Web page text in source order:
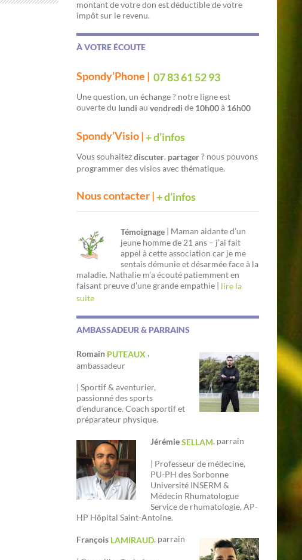
montant de votre don est déductible de votre
impôt sur le revenu.
À VOTRE ÉCOUTE
Spondy’Phone | 07 83 61 52 93
Une question, un échange ? notre ligne est
ouverte du lundi au vendredi de 10h00à 16h00
Spondy’Visio |+ d’infos
Vous souhaitezdiscuter, partager? nous pouvons
programmer des visios avec thématique.
Nous contacter |+ d’infos
Témoignage | Maman aidante d’un
jeune homme de 21 ans – j’ai fait
appel à cette association car je me
sentais démunie et désarmée face à la
maladie. Nathalie m’a écouté patiemment en
faisant preuve d’une grande empathie | lire la
suite
AMBASSADEUR & PARRAINS
Romain PUTEAUX ,
ambassadeur
| Sportif & aventurier,
passionné des sports
d’endurance. Coach sportif et
préparateur physique.
JérémieSELLAM, parrain
| Professeur de médecine,
PU-PH des Sorbonne
Université INSERM &
Médecin Rhumatologue
Service de rhumatologie, AP-
HP Hôpital Saint-Antoine.
François LAMIRAUD, parrain